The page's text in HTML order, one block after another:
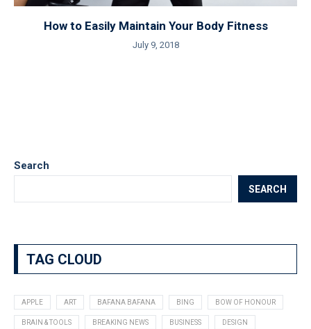
How to Easily Maintain Your Body Fitness
July 9, 2018
Search
SEARCH
TAG CLOUD
APPLE ART BAFANA BAFANA BING BOW OF HONOUR
BRAIN & TOOLS BREAKING NEWS BUSINESS DESIGN